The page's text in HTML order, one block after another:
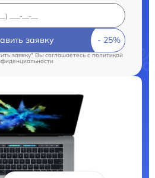
заявку
заявку" Вы соглашаетесь cполитикой